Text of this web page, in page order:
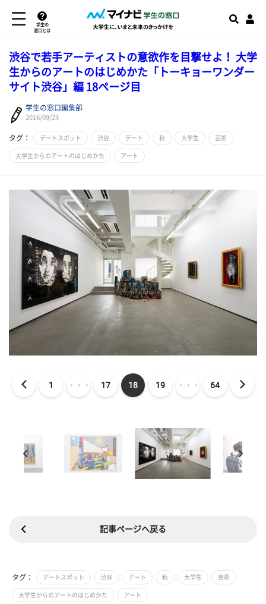
学生の
窓口とは
​渋谷で若手アーティストの意欲作を目撃せよ！ 大学
生からのアートのはじめかた「トーキョーワンダー
サイト渋谷」編 18ページ目
学生の窓口編集部
2016/09/23
タグ： デートスポット 渋谷 デート 秋 大学生 芸術
大学生からのアートのはじめかた アート
1 ・・・ 17 18 19 ・・・ 64
記事ページへ戻る
タグ： デートスポット 渋谷 デート 秋 大学生 芸術
大学生からのアートのはじめかた アート